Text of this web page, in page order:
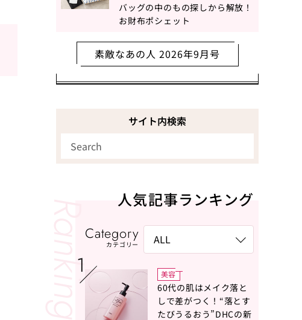
バッグの中のもの探しから解放！
お財布ポシェット
素敵なあの人 2026年9月号
サイト内検索
人気記事ランキング
Category
カテゴリー
美容
60代の肌はメイク落と
しで差がつく！“落とす
たびうるおう”DHCの新